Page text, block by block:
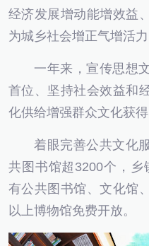
经济发展增动能增效益
为城乡社会增正气增活力
一年来，宣传思想文
首位、坚持社会效益和
化供给增强群众文化获得
着眼完善公共文化服
共图书馆超3200个，
有公共图书馆、文化馆
以上博物馆免费开放。